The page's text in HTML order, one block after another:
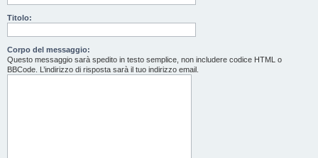
Titolo:
Corpo del messaggio:
Questo messaggio sarà spedito in testo semplice, non includere codice HTML o
BBCode. L’indirizzo di risposta sarà il tuo indirizzo email.